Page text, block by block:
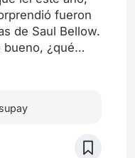
fueron
de Saul Bellow.
bueno, ¿qué